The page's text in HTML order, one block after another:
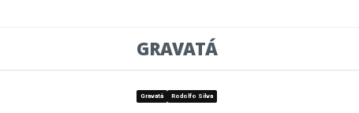
GRAVATÁ
Gravatá Rodolfo Silva